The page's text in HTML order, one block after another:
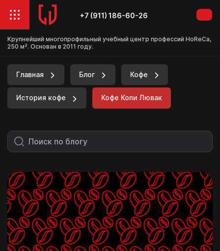
Крупнейший многопрофильный учебный центр профессий HoReCa,
250 м². Основан в 2011 году.
+7 (911) 186-60-26
Главная Блог Кофе
История кофе Кофе Копи Лювак